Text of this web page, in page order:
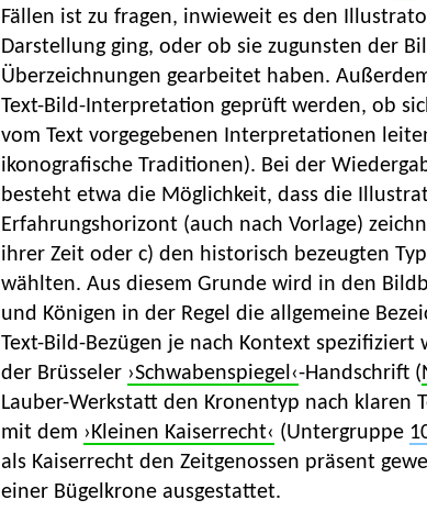
Fällen ist zu fragen, inwieweit es den
Darstellung ging, oder ob sie zugunsten der
Überzeichnungen gearbeitet haben.
Text-Bild-Interpretation geprüft werden, ob
vom Text vorgegebenen Interpretationen
ikonografische Traditionen). Bei der
besteht etwa die Möglichkeit, dass die
Erfahrungshorizont (auch nach Vorlage)
ihrer Zeit oder c) den historisch bezeugten
wählten. Aus diesem Grunde wird in den
und Königen in der Regel die allgemeine
Text-Bild-Bezügen je nach Kontext
der Brüsseler ›Schwabenspiegel‹-Handschrift (
Lauber-Werkstatt den Kronentyp nach
mit dem ›Kleinen Kaiserrecht‹ (Untergruppe
als Kaiserrecht den Zeitgenossen präsent
einer Bügelkrone ausgestattet.